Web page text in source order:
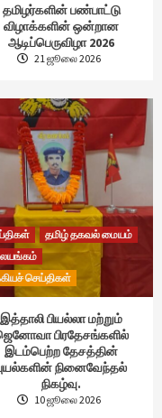
தமிழர்களின் பண்பாட்டு
விழாக்களின் ஒன்றான
ஆடிப்பெருவிழா 2026
21 ஜூலை 2026
தமிழ் தகவல் மையம்
செய்திகள்
இத்தாலி பியல்லா மற்றும்
பிரதேசங்களில்
இடம்பெற்ற தேசத்தின்
நினைவேந்தல்
நிகழ்வு.
10 ஜூலை 2026